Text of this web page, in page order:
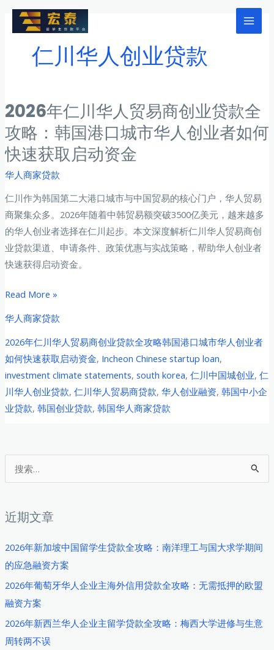
Main
索
近期文章
2026年新加坡中国留学生贷款全攻略：南洋理工与国大求学期间
的应急融资方案
2026年葡萄牙华人企业主海外信用贷款全攻略：无需抵押的欧盟
融资方案
2026年新西兰华人企业主留学贷款全攻略：梅西大学进修与生意
周转两不误
仁川华人创业贷款
2026年仁川华人贸易商创业贷款全
攻略：韩国港口城市华人创业者如何
快速获取启动资金
华人商家贷款
仁川作为韩国第二大港口城市与中国贸易的核心门户，华人贸易
商聚集众多。2026年随着中韩贸易额突破3500亿美元，越来越多
的华人创业者选择在仁川起步。本文深度解析仁川华人贸易商创
业贷款渠道、申请条件、政策优惠与实战策略，帮助华人创业者
快速获得启动资金。
2026
仁
川
华
人
贸
易
业
全
攻
略：
韩
港
口
城
市
Read More »
华人商家贷款
2026年仁川华人贸易商创业贷款全攻略韩国港口城市华人创业者
如何快速获取启动资金, Incheon Chinese startup loan,
investment climate statements, south korea, 仁川中国城创业, 仁
川华人创业贷款, 仁川华人贸易商贷款, 华人创业融资, 韩国中小企
业贷款, 韩国创业贷款, 韩国华人商家贷款